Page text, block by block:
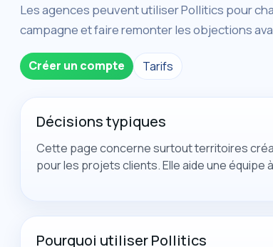
Les agences peuvent utiliser Pollitics pour
campagne et faire remonter les objections
Créer un compte Tarifs
Décisions typiques
Cette page concerne surtout territoires
pour les projets clients. Elle aide une équipe
Pourquoi utiliser Pollitics